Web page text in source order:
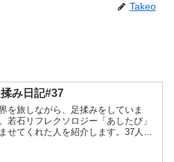
Takeo
み日記#37
を旅しながら、足揉みをしていま
若石リフレクソロジー「あしたび」
せてくれた人を紹介します。37人目